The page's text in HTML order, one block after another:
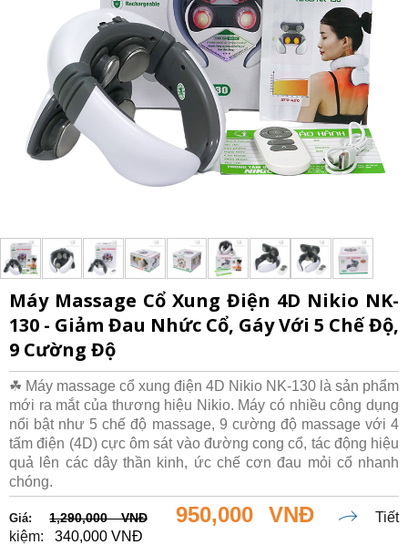
Máy Massage Cổ Xung Điện 4D Nikio NK-
130 - Giảm Đau Nhức Cổ, Gáy Với 5 Chế Độ,
9 Cường Độ
☘ Máy massage cổ xung điện 4D Nikio NK-130 là sản phẩm
mới ra mắt của thương hiệu Nikio. Máy có nhiều công dụng
nổi bật như 5 chế độ massage, 9 cường độ massage với 4
tấm điện (4D) cực ôm sát vào đường cong cổ, tác động hiệu
quả lên các dây thần kinh, ức chế cơn đau mỏi cổ nhanh
chóng.
Giá: 1,290,000 VNĐ 950,000 VNĐ
Tiết
kiệm:
340,000 VNĐ